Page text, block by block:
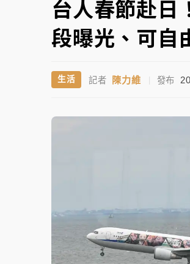
台東農業處長涉圖利渡假
女律師陳昱瑄詐慈濟10億
故宮《龍藏經》特展第2
父親節泡湯了！中颱白海
▲
▼
台人春節赴
段曝光、可自
生活 記者 陳力維 | 發布